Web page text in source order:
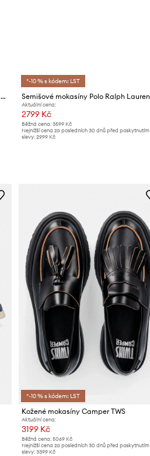
Nubukové mokasíny Polo Ralph Lauren Merton Boat
*-10 % s kódem: LST
Aktuální cena:
2799 Kč
Běžná cena: 3599 Kč
Nejnižší cena za posledních 30 dnů před poskytnutím
slevy: 2999 Kč
*-10 % s kódem: LST
Kožené mokasíny Camper TWS
Aktuální cena:
3199 Kč
Běžná cena: 5069 Kč
Nejnižší cena za posledních 30 dnů před poskytnutím
slevy: 3399 Kč